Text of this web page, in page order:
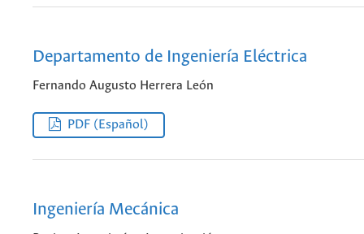
Departamento de Ingeniería Eléctrica
Fernando Augusto Herrera León
PDF (Español)
Ingeniería Mecánica